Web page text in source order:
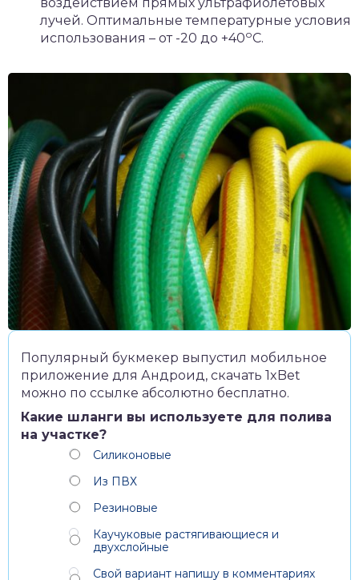
лучей. Оптимальные температурные условия
использования – от -20 до +40оС.
Популярный букмекер выпустил мобильное
приложение для Андроид, скачать 1xBet
можно по ссылке абсолютно бесплатно.
Какие шланги вы используете для полива
на участке?
Силиконовые
Из ПВХ
Резиновые
Каучуковые растягивающиеся и
двухслойные
Свой вариант напишу в комментариях